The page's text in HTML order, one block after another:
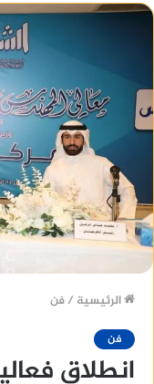
الرئيسية /فن
فن